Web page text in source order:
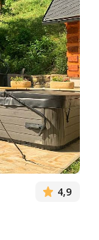
4,9